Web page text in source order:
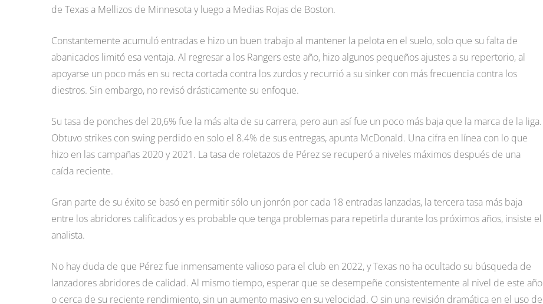
de Texas a Mellizos de Minnesota y luego a Medias Rojas de Boston.
Constantemente acumuló entradas e hizo un buen trabajo al mantener la pelota en el suelo, solo que su falta de
abanicados limitó esa ventaja. Al regresar a los Rangers este año, hizo algunos pequeños ajustes a su repertorio, al
apoyarse un poco más en su recta cortada contra los zurdos y recurrió a su sinker con más frecuencia contra los
diestros. Sin embargo, no revisó drásticamente su enfoque.
Su tasa de ponches del 20,6% fue la más alta de su carrera, pero aun así fue un poco más baja que la marca de la liga.
Obtuvo strikes con swing perdido en solo el 8.4% de sus entregas, apunta McDonald. Una cifra en línea con lo que
hizo en las campañas 2020 y 2021. La tasa de roletazos de Pérez se recuperó a niveles máximos después de una
caída reciente.
Gran parte de su éxito se basó en permitir sólo un jonrón por cada 18 entradas lanzadas, la tercera tasa más baja
entre los abridores calificados y es probable que tenga problemas para repetirla durante los próximos años, insiste el
analista.
No hay duda de que Pérez fue inmensamente valioso para el club en 2022, y Texas no ha ocultado su búsqueda de
lanzadores abridores de calidad. Al mismo tiempo, esperar que se desempeñe consistentemente al nivel de este año
o cerca de su reciente rendimiento, sin un aumento masivo en su velocidad. O sin una revisión dramática en el uso de